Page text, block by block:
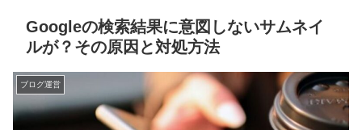
Googleの検索結果に意図しないサムネイ
ルが？その原因と対処方法
ブログ運営